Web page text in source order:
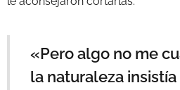
«Pero algo no me
la naturaleza